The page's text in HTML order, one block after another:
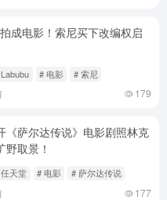
成电影！索尼买下改编权启
# 电影 # 索尼
179
《萨尔达传说》电影剧照林克
野取景！
天堂 # 电影 # 萨尔达传说
177